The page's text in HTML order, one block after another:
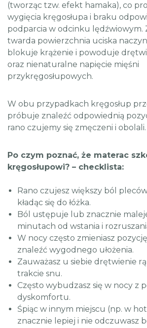
(tworząc tzw. efekt hamaka), co
wygięcia kręgosłupa i braku
podparcia w odcinku lędźwiowym.
twarda powierzchnia uciska
blokuje krążenie i powoduje
oraz nienaturalne napięcie mięśni
przykręgosłupowych.
W obu przypadkach kręgosłup
próbuje znaleźć odpowiednią
rano czujemy się zmęczeni i obolali.
Po czym poznać, że materac
kręgosłupowi? – checklista:
Rano czujesz większy ból
kładąc się do łóżka.
Ból ustępuje lub znacznie
minutach od wstania i
W nocy często zmieniasz
znaleźć wygodnego ułożenia.
Zauważasz u siebie drętwienie
trakcie snu.
Często wybudzasz się w nocy z
dyskomfortu.
Śpiąc w innym miejscu (np. w
znacznie lepiej i nie odczuwasz